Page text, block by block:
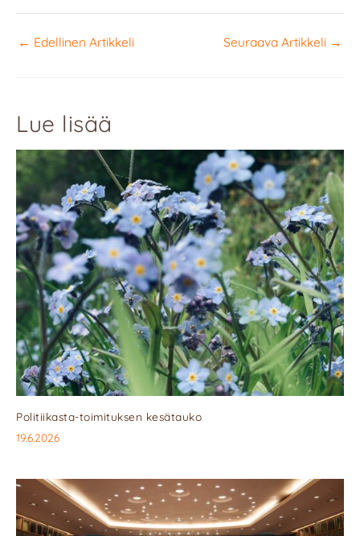
← Edellinen Artikkeli Seuraava Artikkeli →
Lue lisää
Politiikasta-toimituksen kesätauko
19.6.2026